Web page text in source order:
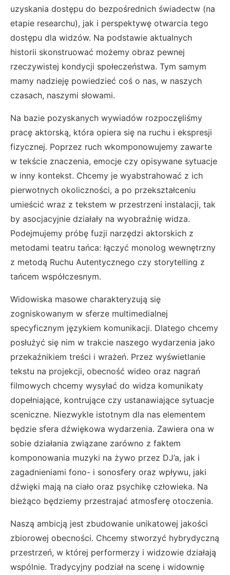
uzyskania dostępu do bezpośrednich świadectw (na
etapie researchu), jak i perspektywę otwarcia tego
dostępu dla widzów. Na podstawie aktualnych
historii skonstruować możemy obraz pewnej
rzeczywistej kondycji społeczeństwa. Tym samym
mamy nadzieję powiedzieć coś o nas, w naszych
czasach, naszymi słowami.
Na bazie pozyskanych wywiadów rozpoczęliśmy
pracę aktorską, która opiera się na ruchu i ekspresji
fizycznej. Poprzez ruch wkomponowujemy zawarte
w tekście znaczenia, emocje czy opisywane sytuacje
w inny kontekst. Chcemy je wyabstrahować z ich
pierwotnych okoliczności, a po przekształceniu
umieścić wraz z tekstem w przestrzeni instalacji, tak
by asocjacyjnie działały na wyobraźnię widza.
Podejmujemy próbę fuzji narzędzi aktorskich z
metodami teatru tańca: łączyć monolog wewnętrzny
z metodą Ruchu Autentycznego czy storytelling z
tańcem współczesnym.
Widowiska masowe charakteryzują się
zogniskowanym w sferze multimedialnej
specyficznym językiem komunikacji. Dlatego chcemy
posłużyć się nim w trakcie naszego wydarzenia jako
przekaźnikiem treści i wrażeń. Przez wyświetlanie
tekstu na projekcji, obecność wideo oraz nagrań
filmowych chcemy wysyłać do widza komunikaty
dopełniające, kontrujące czy ustanawiające sytuacje
sceniczne. Niezwykle istotnym dla nas elementem
będzie sfera dźwiękowa wydarzenia. Zawiera ona w
sobie działania związane zarówno z faktem
komponowania muzyki na żywo przez DJ’a, jak i
zagadnieniami fono- i sonosfery oraz wpływu, jaki
dźwięki mają na ciało oraz psychikę człowieka. Na
bieżąco będziemy przestrajać atmosferę otoczenia.
Naszą ambicją jest zbudowanie unikatowej jakości
zbiorowej obecności. Chcemy stworzyć hybrydyczną
przestrzeń, w której performerzy i widzowie działają
wspólnie. Tradycyjny podział na scenę i widownię